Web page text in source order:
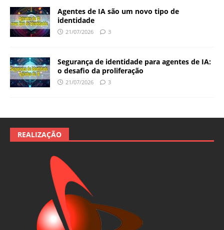
Agentes de IA são um novo tipo de
identidade
21/07/2026 3
Segurança de identidade para agentes de IA:
o desafio da proliferação
21/07/2026 3
REALIZAÇÃO